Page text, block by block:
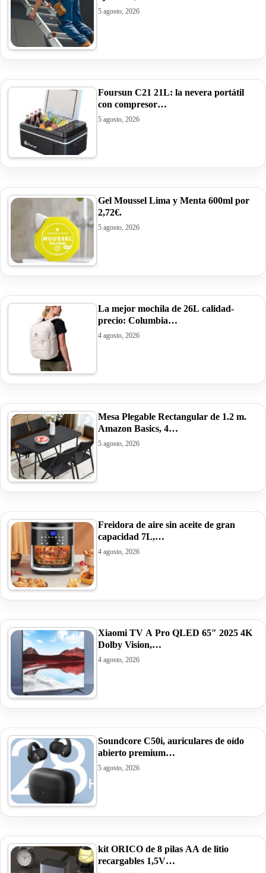
5 agosto, 2026
Foursun C21 21L: la nevera portátil
con compresor…
5 agosto, 2026
Gel Moussel Lima y Menta 600ml por
2,72€.
5 agosto, 2026
La mejor mochila de 26L calidad-
precio: Columbia…
4 agosto, 2026
Mesa Plegable Rectangular de 1.2 m.
Amazon Basics, 4…
5 agosto, 2026
Freidora de aire sin aceite de gran
capacidad 7L,…
4 agosto, 2026
Xiaomi TV A Pro QLED 65″ 2025 4K
Dolby Vision,…
4 agosto, 2026
Soundcore C50i, auriculares de oído
abierto premium…
5 agosto, 2026
kit ORICO de 8 pilas AA de litio
recargables 1,5V…